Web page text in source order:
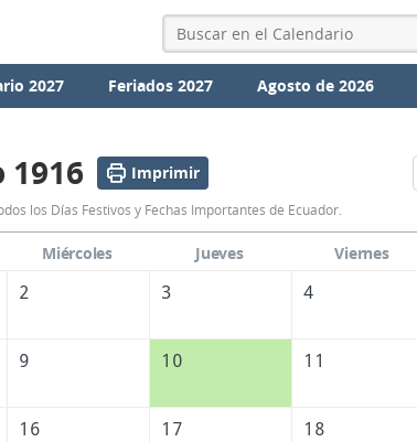
2027 Feriados 2027 Agosto de 2026
Calendario
Agosto
1916
Ecuador
1916 Imprimir
los Días Festivos y Fechas Importantes de Ecuador.
Miércoles Jueves Viernes
2 3 4
9 10 11
16 17 18